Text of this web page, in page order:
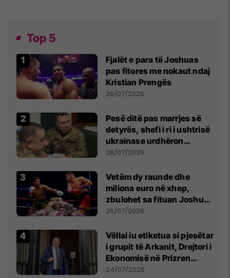
Top 5
Fjalët e para të Joshuas
pas fitores me nokaut ndaj
Kristian Prengës
26/07/2026
Pesë ditë pas marrjes së
detyrës, shefi i ri i ushtrisë
ukrainase urdhëron
kontroll të madh
26/07/2026
Vetëm dy raunde dhe
miliona euro në xhep,
zbulohet sa fituan Joshua
e Prenga
26/07/2026
Vëllai iu etiketua si pjesëtar
i grupit të Arkanit, Drejtori i
Ekonomisë në Prizren
mohon pretendimet
24/07/2026